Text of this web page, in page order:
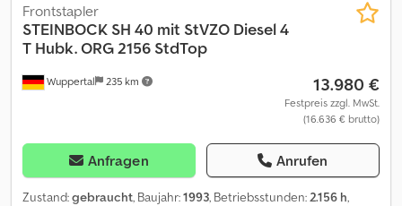
Wuppertal 235 km
Frontstapler
STEINBOCK SH 40 mit StVZO Diesel 4
T Hubk. ORG 2156 StdTop
13.980 €
Festpreis zzgl. MwSt.
(16.636 € brutto)
Anfragen Anrufen
Zustand:gebraucht, Baujahr:1993, Betriebsstunden:2.156 h,